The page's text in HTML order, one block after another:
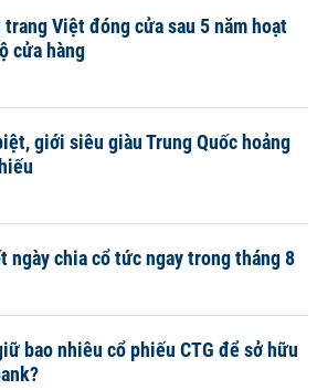
Việt đóng cửa sau 5 năm hoạt
cửa hàng
giới siêu giàu Trung Quốc hoảng
ngày chia cổ tức ngay trong tháng 8
bao nhiêu cổ phiếu CTG để sở hữu